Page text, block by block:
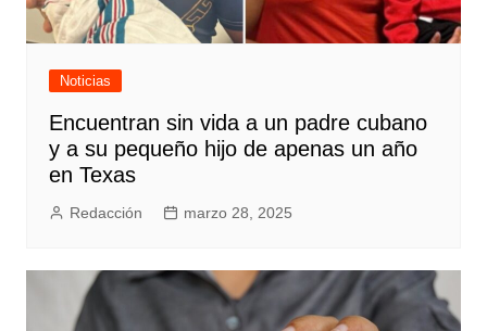
Noticias
Encuentran sin vida a un padre cubano
y a su pequeño hijo de apenas un año
en Texas
Redacción marzo 28, 2025